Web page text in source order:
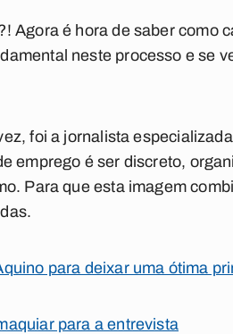
Agora é hora de saber como
neste processo e se
foi a jornalista
emprego é ser discreto,
Para que esta imagem
para deixar uma ótima
para a entrevista